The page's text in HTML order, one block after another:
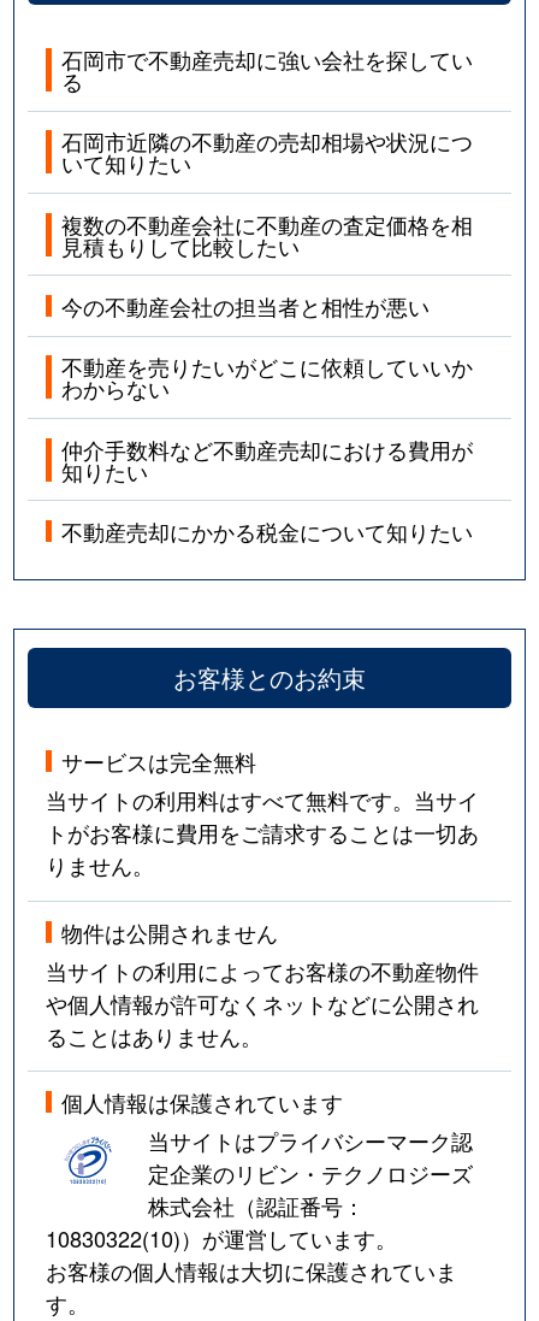
石岡市で不動産売却に強い会社を探してい
る
石岡市近隣の不動産の売却相場や状況につ
いて知りたい
複数の不動産会社に不動産の査定価格を相
見積もりして比較したい
今の不動産会社の担当者と相性が悪い
不動産を売りたいがどこに依頼していいか
わからない
仲介手数料など不動産売却における費用が
知りたい
不動産売却にかかる税金について知りたい
お客様とのお約束
サービスは完全無料
当サイトの利用料はすべて無料です。当サイ
トがお客様に費用をご請求することは一切あ
りません。
物件は公開されません
当サイトの利用によってお客様の不動産物件
や個人情報が許可なくネットなどに公開され
ることはありません。
個人情報は保護されています
当サイトはプライバシーマーク認
定企業のリビン・テクノロジーズ
株式会社（認証番号：
10830322(10)）が運営しています。
お客様の個人情報は大切に保護されていま
す。